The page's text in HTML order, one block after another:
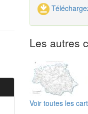
Les autres
Voir toutes les